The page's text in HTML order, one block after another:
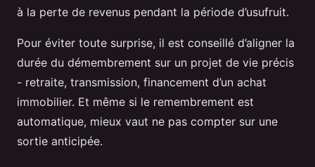
à la perte de revenus pendant la période d’usufruit.
Pour éviter toute surprise, il est conseillé d’aligner la
durée du démembrement sur un projet de vie précis
- retraite, transmission, financement d’un achat
immobilier. Et même si le remembrement est
automatique, mieux vaut ne pas compter sur une
sortie anticipée.